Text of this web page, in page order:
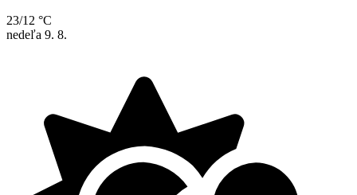
23/12 °C
nedeľa 9. 8.